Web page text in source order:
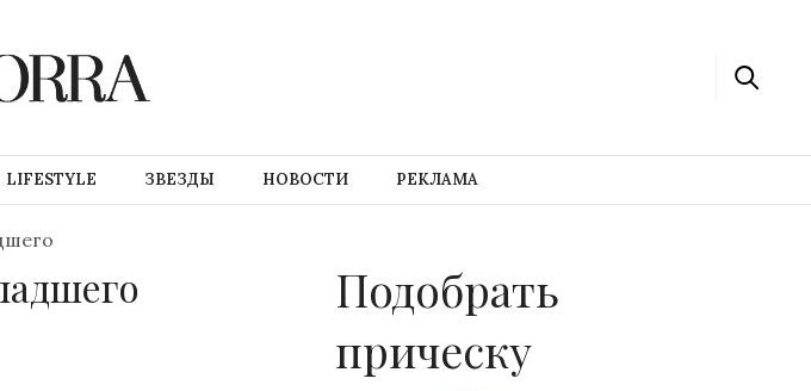
LIFESTYLE ЗВЕЗДЫ НОВОСТИ РЕКЛАМА
Подобрать
прическу